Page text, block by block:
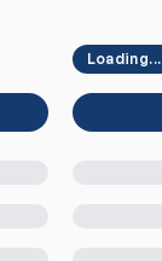
Loading...